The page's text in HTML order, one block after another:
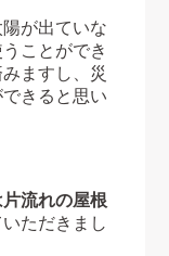
が出ていな
ことができ
ますし、災
きると思い
流れの屋根
ただきまし